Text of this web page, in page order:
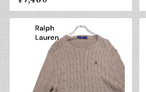
シャツ 古着 ホワイト 白 2002
年 100周年